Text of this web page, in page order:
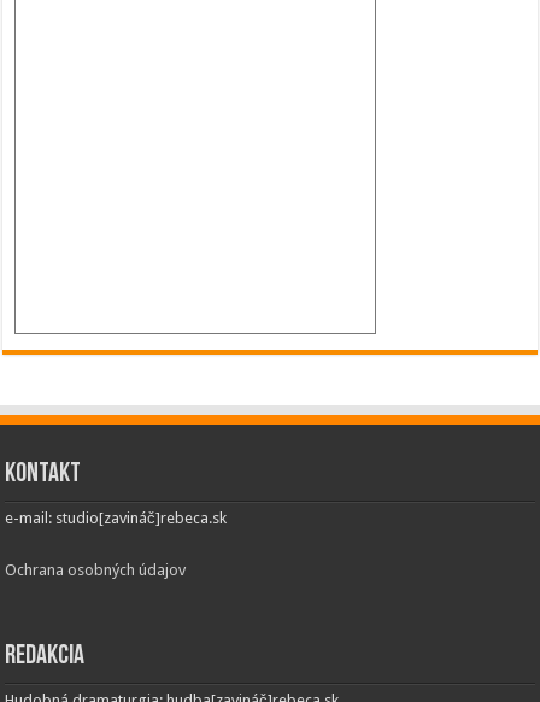
Kontakt
e-mail: studio[zavináč]rebeca.sk
Ochrana osobných údajov
Redakcia